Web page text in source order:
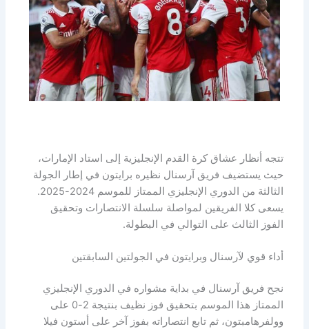
تتجه أنظار عشاق كرة القدم الإنجليزية إلى استاد الإمارات،
حيث يستضيف فريق آرسنال نظيره برايتون في إطار الجولة
الثالثة من الدوري الإنجليزي الممتاز للموسم 2024-2025.
يسعى كلا الفريقين لمواصلة سلسلة الانتصارات وتحقيق
الفوز الثالث على التوالي في البطولة.
أداء قوي لآرسنال وبرايتون في الجولتين السابقتين
نجح فريق آرسنال في بداية مشواره في الدوري الإنجليزي
الممتاز هذا الموسم بتحقيق فوز نظيف بنتيجة 2-0 على
وولفرهامبتون، ثم تابع انتصاراته بفوز آخر على أستون فيلا